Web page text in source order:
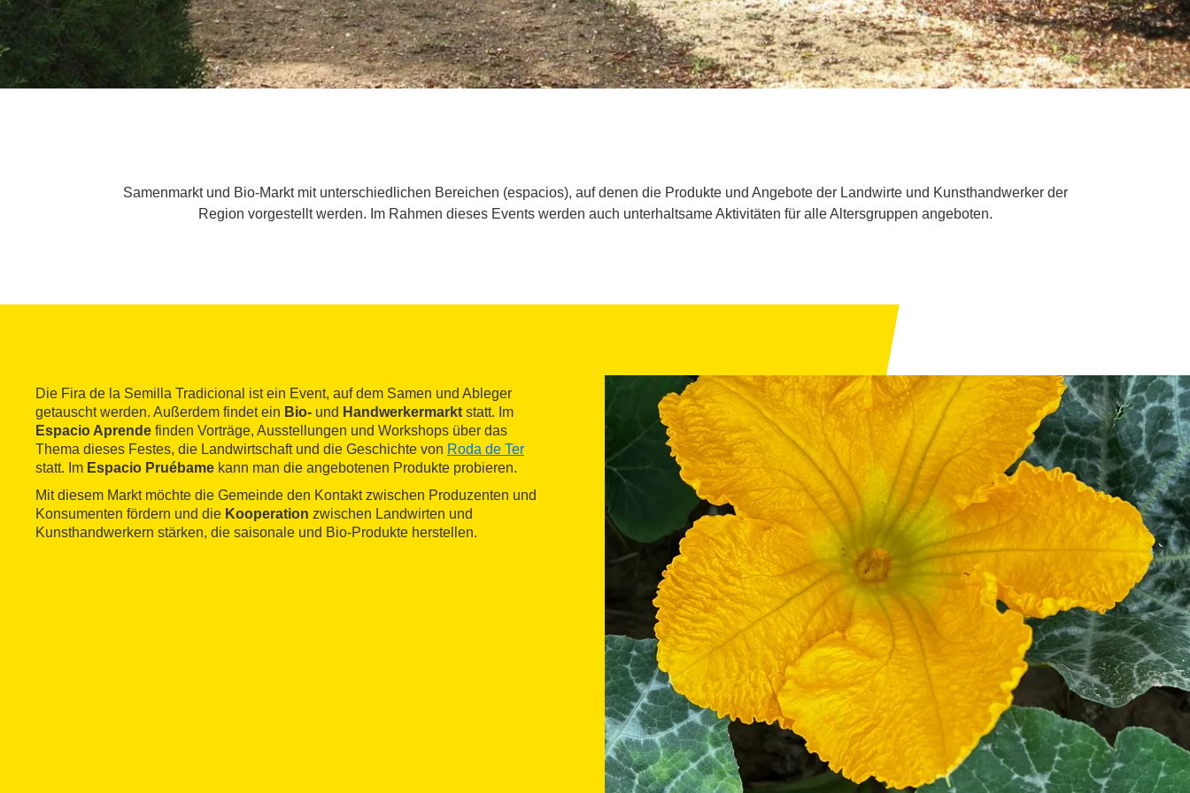
Samenmarkt und Bio-Markt mit unterschiedlichen Bereichen (espacios), auf denen die Produkte und Angebote der Landwirte und Kunsthandwerker der
Region vorgestellt werden. Im Rahmen dieses Events werden auch unterhaltsame Aktivitäten für alle Altersgruppen angeboten.
Die Fira de la Semilla Tradicional ist ein Event, auf dem Samen und Ableger
getauscht werden. Außerdem findet ein Bio- und Handwerkermarkt statt. Im
Espacio Aprende finden Vorträge, Ausstellungen und Workshops über das
Thema dieses Festes, die Landwirtschaft und die Geschichte von Roda de Ter
statt. Im Espacio Pruébame kann man die angebotenen Produkte probieren.
Mit diesem Markt möchte die Gemeinde den Kontakt zwischen Produzenten und
Konsumenten fördern und die Kooperation zwischen Landwirten und
Kunsthandwerkern stärken, die saisonale und Bio-Produkte herstellen.